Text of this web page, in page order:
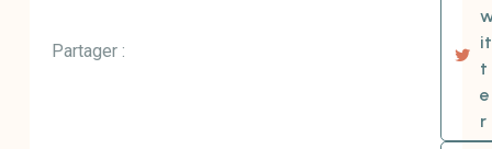
Partager :
it
t
e
r